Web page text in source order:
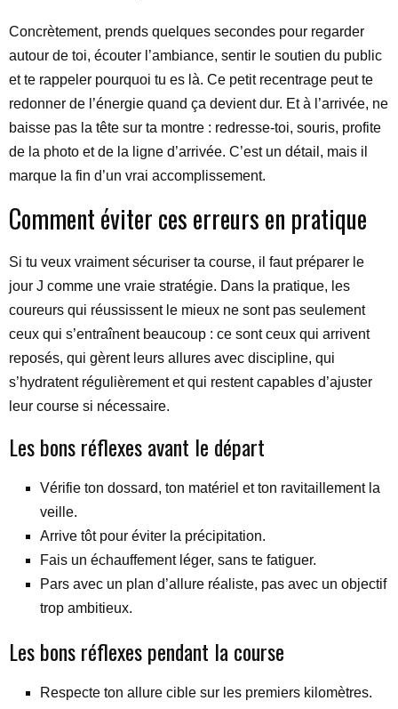
Concrètement, prends quelques secondes pour regarder
autour de toi, écouter l’ambiance, sentir le soutien du public
et te rappeler pourquoi tu es là. Ce petit recentrage peut te
redonner de l’énergie quand ça devient dur. Et à l’arrivée, ne
baisse pas la tête sur ta montre : redresse-toi, souris, profite
de la photo et de la ligne d’arrivée. C’est un détail, mais il
marque la fin d’un vrai accomplissement.
Comment éviter ces erreurs en pratique
Si tu veux vraiment sécuriser ta course, il faut préparer le
jour J comme une vraie stratégie. Dans la pratique, les
coureurs qui réussissent le mieux ne sont pas seulement
ceux qui s’entraînent beaucoup : ce sont ceux qui arrivent
reposés, qui gèrent leurs allures avec discipline, qui
s’hydratent régulièrement et qui restent capables d’ajuster
leur course si nécessaire.
Les bons réflexes avant le départ
Vérifie ton dossard, ton matériel et ton ravitaillement la
veille.
Arrive tôt pour éviter la précipitation.
Fais un échauffement léger, sans te fatiguer.
Pars avec un plan d’allure réaliste, pas avec un objectif
trop ambitieux.
Les bons réflexes pendant la course
Respecte ton allure cible sur les premiers kilomètres.